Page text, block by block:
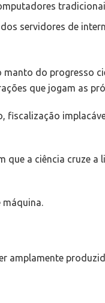
servidores de
do progresso
que jogam as
fiscalização
que a ciência cruze
máquina.
amplamente